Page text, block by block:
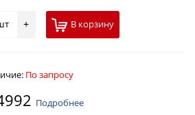
+ В корзину
По запросу
Подробнее